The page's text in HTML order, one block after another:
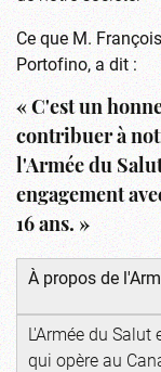
Ce que M.
Portofino, a dit :
« C'est un
contribuer à
l'Armée du
engagement
16 ans. »
À propos de
L'Armée du
qui opère au